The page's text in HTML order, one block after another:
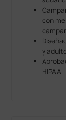
a la
Cardiology
por
la
con
y
HIPAA